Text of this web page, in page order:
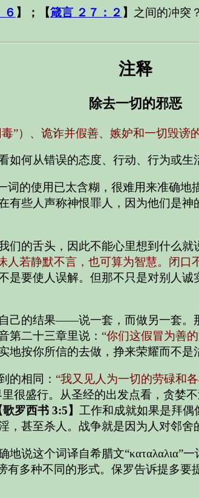
】；【箴言 ２７：２ 】 之间的冲突？
注释
除去一切的邪恶
”）、诡诈并假善、嫉妒和一切毁谤
何从错误的态度、行动、行为或生
的使用已太含糊，很难用来准确
有些人声称神恨罪人，因为他们是
们的舌头，因此不能心里想到什么就
人若静默不言，也可算为智慧。闭口
要使人误解。但那不只是对别人诚
己的结果——说一套，而做另一套
第二十三章里说： “你们这假冒为善
按你所信的去做，挣来荣耀而不是
的相同： “我又见人为一切的劳碌和
很盛行。从圣经的出发点看，贪婪不
歌罗西书 3:5】 工作和成就如果是拜
甚至杀人。战争就是因为人对邻舍
说这个词译自希腊文“καταλαλια”
有多种不同的形式。保罗告诉提多要